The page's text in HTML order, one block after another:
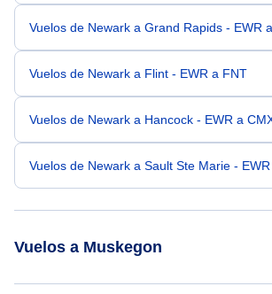
Vuelos de Newark a Grand Rapids - EWR
Vuelos de Newark a Flint - EWR a FNT
Vuelos de Newark a Hancock - EWR a
Vuelos de Newark a Sault Ste Marie -
Vuelos a Muskegon